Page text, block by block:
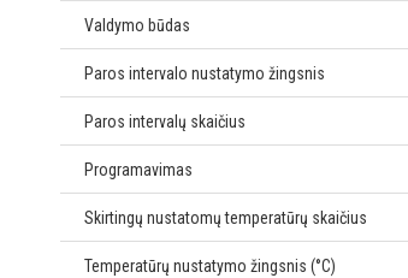
Valdymo būdas
Paros intervalo nustatymo žingsnis
Paros intervalų skaičius
Programavimas
Skirtingų nustatomų temperatūrų skaičius
Temperatūrų nustatymo žingsnis (°C)